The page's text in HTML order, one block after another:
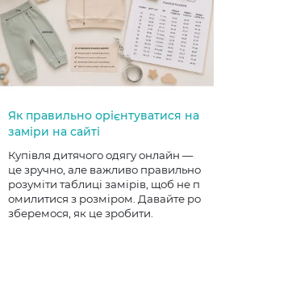
Як правильно орієнтуватися на
заміри на сайті
Купівля дитячого одягу онлайн —
це зручно, але важливо правильно
розуміти таблиці замірів, щоб не п
омилитися з розміром. Давайте ро
зберемося, як це зробити.